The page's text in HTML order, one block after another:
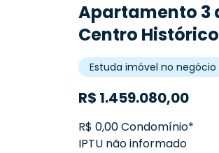
Apartamento 3
Centro
Estuda imóvel no negócio
R$ 1.459.080,00
R$ 0,00 Condomínio*
IPTU não informado